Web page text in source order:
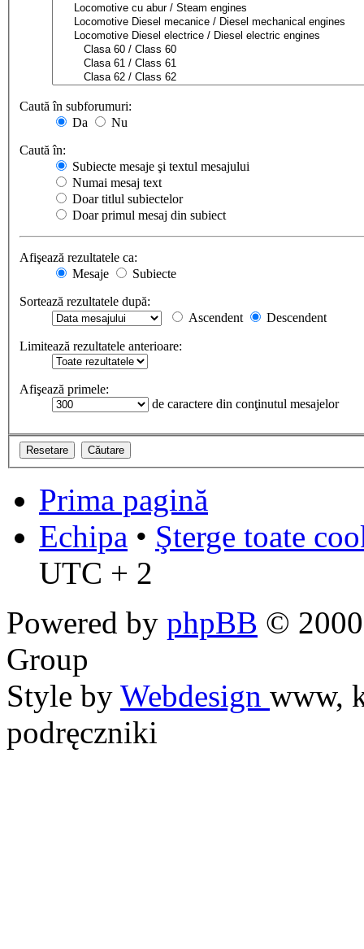
Caută în subforumuri:
Da
Nu
Caută în:
Subiecte mesaje şi textul mesajului
Numai mesaj text
Doar titlul subiectelor
Doar primul mesaj din subiect
Afişează rezultatele ca:
Mesaje
Subiecte
Sortează rezultatele după:
Ascendent
Descendent
Limitează rezultatele anterioare:
Afişează primele:
de caractere din conţinutul mesajelor
Prima pagină
Echipa • Şterge toate
UTC + 2
Powered by phpBB ©
Group
Style by Webdesign www,
podręczniki